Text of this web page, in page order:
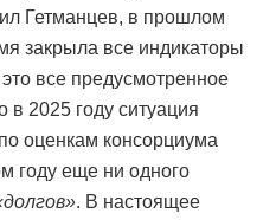
Гетманцев, в прошлом
закрыла все индикаторы
все предусмотренное
2025 году ситуация
оценкам консорциума
году еще ни одного
. В настоящее